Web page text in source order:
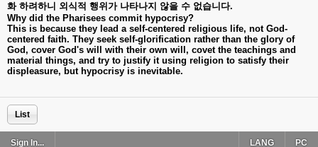
화 하려하니 외식적 행위가 나타나지 않을 수 없습니다.
Why did the Pharisees commit hypocrisy?
This is because they lead a self-centered religious life, not God-
centered faith. They seek self-glorification rather than the glory of
God, cover God's will with their own will, covet the teachings and
material things, and try to justify it using religion to satisfy their
displeasure, but hypocrisy is inevitable.
List
Sign In... PC
LANG